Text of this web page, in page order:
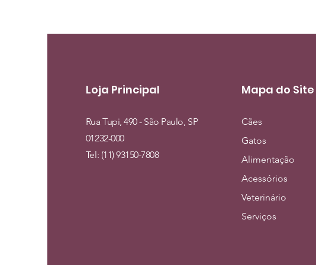
Loja Principal
Rua Tupi, 490 - São Paulo, SP
01232-000
Tel: (11) 93150-7808
Mapa do Site
Cães
Gatos
Alimentação
Acessórios
Veterinário
Serviços